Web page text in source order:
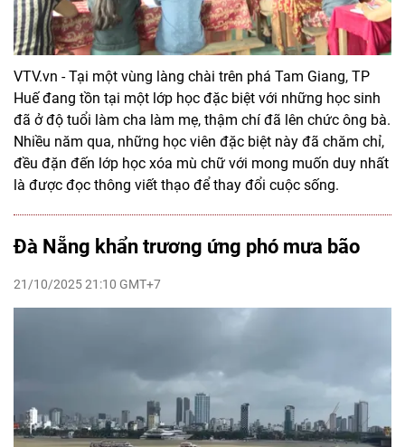
VTV.vn - Tại một vùng làng chài trên phá Tam Giang, TP
Huế đang tồn tại một lớp học đặc biệt với những học sinh
đã ở độ tuổi làm cha làm mẹ, thậm chí đã lên chức ông bà.
Nhiều năm qua, những học viên đặc biệt này đã chăm chỉ,
đều đặn đến lớp học xóa mù chữ với mong muốn duy nhất
là được đọc thông viết thạo để thay đổi cuộc sống.
Đà Nẵng khẩn trương ứng phó mưa bão
21/10/2025 21:10 GMT+7